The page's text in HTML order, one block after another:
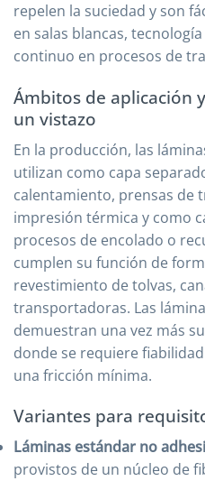
repelen la suciedad y son
en salas blancas,
continuo en procesos de
Ámbitos de aplicación
un vistazo
En la producción, las
utilizan como capa
calentamiento, prensas de
impresión térmica y como
procesos de encolado o
cumplen su función de
revestimiento de tolvas,
transportadoras. Las
demuestran una vez más
donde se requiere
una fricción mínima.
Variantes para
Láminas estándar no
provistos de un núcleo de